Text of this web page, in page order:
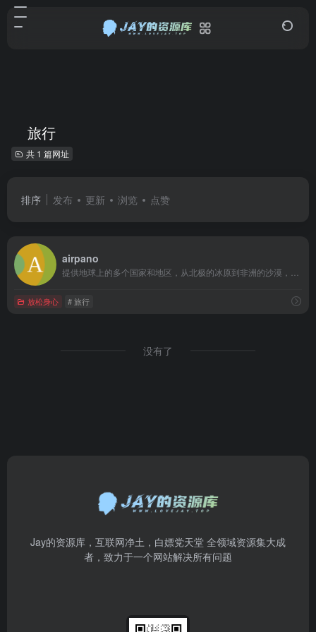
旅行
共 1 篇网址
排序 发布 更新 浏览 点赞
airpano
放松身心 # 旅行
没有了
Jay的资源库，互联网净土，白嫖党天堂 全领域资源集大成
者，致力于一个网站解决所有问题